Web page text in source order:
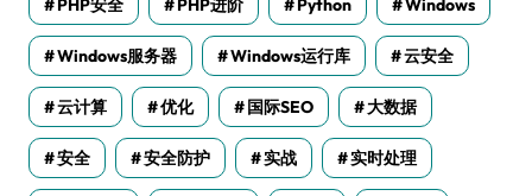
PHP安全 PHP进阶 Python Windows
Windows服务器 Windows运行库 云安全
云计算 优化 国际SEO 大数据
安全 安全防护 实战 实时处理